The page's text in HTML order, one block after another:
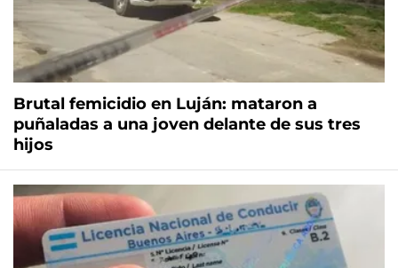
Brutal femicidio en Luján: mataron a
puñaladas a una joven delante de sus tres
hijos